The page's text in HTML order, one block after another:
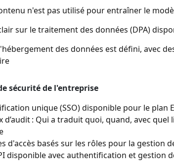
n'est pas utilisé pour entraîner le
sur le traitement des données (DPA)
des données est défini, avec
sécurité de l'entreprise
unique (SSO) disponible pour le plan
d’audit : Qui a traduit quoi, quand, avec
d'accès basés sur les rôles pour la gestion
disponible avec authentification et gestion